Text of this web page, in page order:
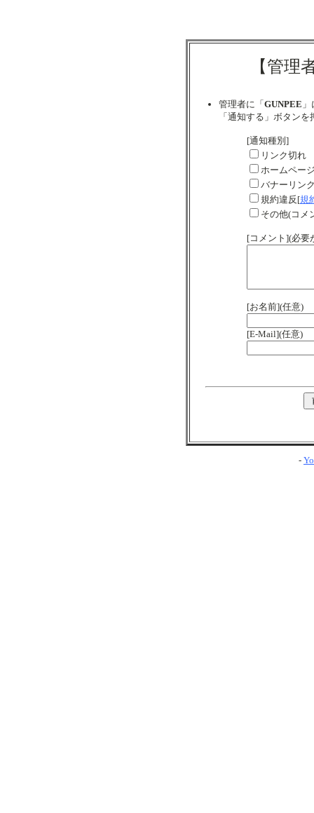
【管理
管理者に「 GUNPEE
「通知する」ボタン
[通知種別]
リンク切れ
ホームペー
バナーリン
規約違反[規
その他(コメ
[コメント](必要
[お名前](任意)
[E-Mail](任意)
-